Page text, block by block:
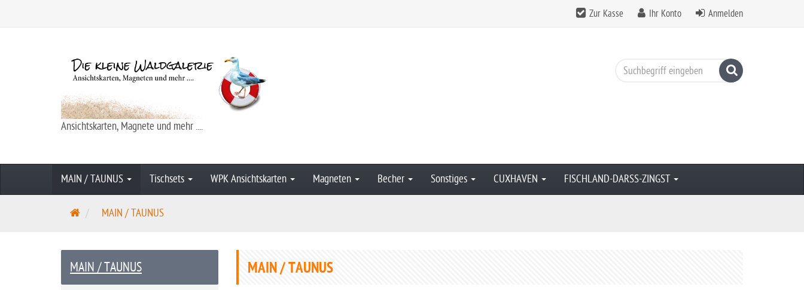
Zur Kasse Ihr Konto Anmelden
Ansichtskarten, Magnete und mehr ....
Suchen
MAIN / TAUNUS Tischsets WPK Ansichtskarten Magneten Becher Sonstiges CUXHAVEN FISCHLAND-DARSS-ZINGST
S
r
t
MAIN / TAUNUS
MAIN / TAUNUS
MAIN / TAUNUS